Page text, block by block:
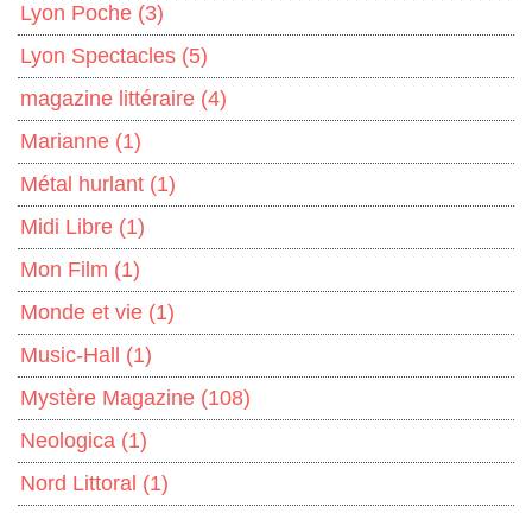
Lyon Poche (3)
Lyon Spectacles (5)
magazine littéraire (4)
Marianne (1)
Métal hurlant (1)
Midi Libre (1)
Mon Film (1)
Monde et vie (1)
Music-Hall (1)
Mystère Magazine (108)
Neologica (1)
Nord Littoral (1)